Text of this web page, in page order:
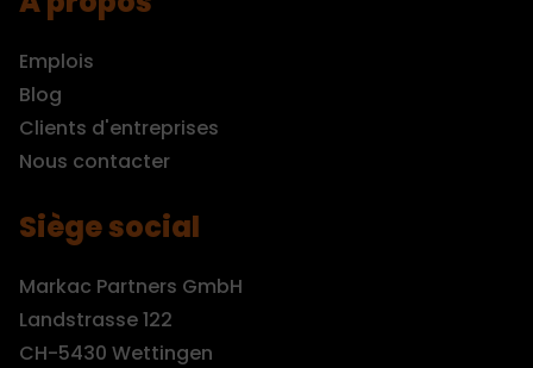
Emplois
Blog
Clients d'entreprises
Nous contacter
Siège social
Markac Partners GmbH
Landstrasse 122
CH-5430 Wettingen